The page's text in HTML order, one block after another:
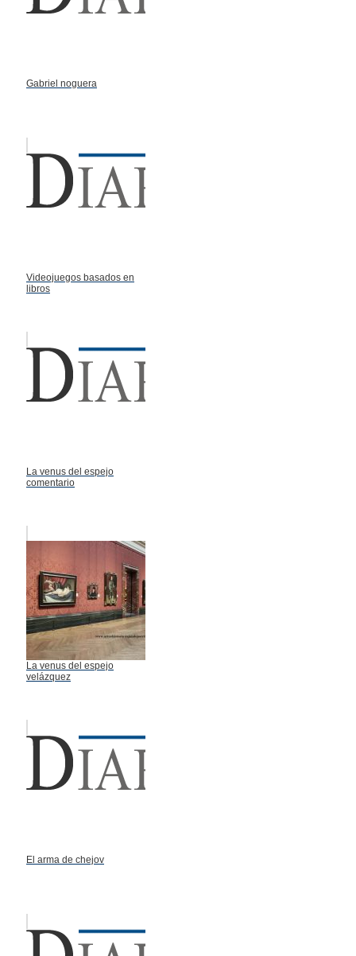
Gabriel noguera
Videojuegos basados en
libros
La venus del espejo
comentario
La venus del espejo
velázquez
El arma de chejov